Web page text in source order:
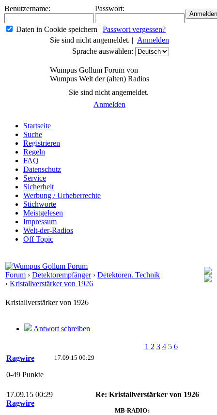
Benutzername: Passwort:
Daten in Cookie speichern | Passwort vergessen?
Sie sind nicht angemeldet. | Anmelden
Sprache auswählen:
Wumpus Gollum Forum von
Wumpus Welt der (alten) Radios
Sie sind nicht angemeldet.
Anmelden
Startseite
Suche
Registrieren
Regeln
FAQ
Datenschutz
Service
Sicherheit
Werbung / Urheberrechte
Stichworte
Meistgelesen
Impressum
Welt-der-Radios
Off Topic
Forum › Detektorempfänger› Detektoren. Technik
› Kristallverstärker von 1926
Kristallverstärker von 1926
Antwort schreiben
1 2 3 4 5 6
17.09.15 00:29
Ragwire
0-49 Punkte
17.09.15 00:29
Ragwire
Re: Kristallverstärker von 1926
MB-RADIO: